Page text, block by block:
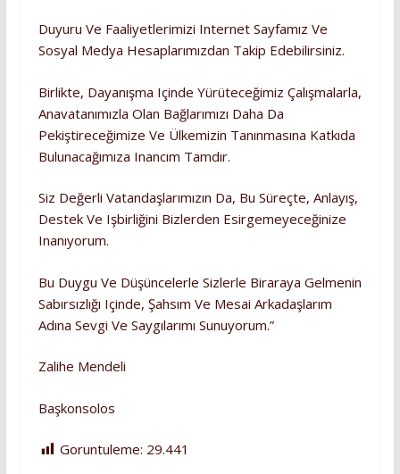
Duyuru Ve Faaliyetlerimizi Internet Sayfamız Ve
Sosyal Medya Hesaplarımızdan Takip Edebilirsiniz.
Birlikte, Dayanışma Içinde Yürüteceğimiz Çalışmalarla,
Anavatanımızla Olan Bağlarımızı Daha Da
Pekiştireceğimize Ve Ülkemizin Tanınmasına Katkıda
Bulunacağımıza Inancım Tamdır.
Siz Değerli Vatandaşlarımızın Da, Bu Süreçte, Anlayış,
Destek Ve Işbirliğini Bizlerden Esirgemeyeceğinize
Inanıyorum.
Bu Duygu Ve Düşüncelerle Sizlerle Biraraya Gelmenin
Sabırsızlığı Içinde, Şahsım Ve Mesai Arkadaşlarım
Adına Sevgi Ve Saygılarımı Sunuyorum.”
Zalihe Mendeli
Başkonsolos
Goruntuleme: 29.441